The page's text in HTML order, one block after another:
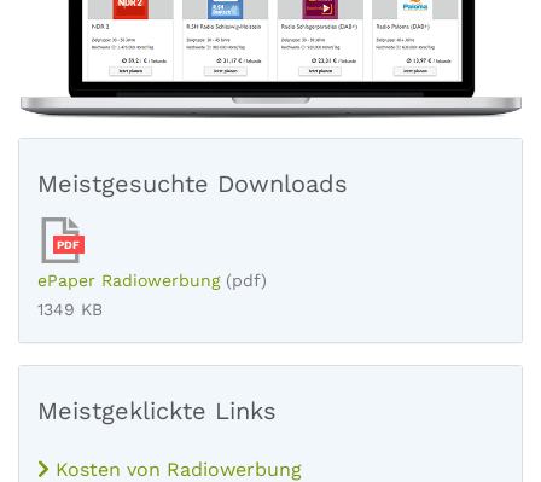
Meistgesuchte Downloads
PDF
ePaper Radiowerbung (pdf)
1349 KB
Meistgeklickte Links
Kosten von Radiowerbung